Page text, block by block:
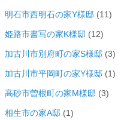
明石市西明石の家Y様邸 (11)
姫路市書写の家K様邸 (12)
加古川市別府町の家S様邸 (3)
加古川市平岡町の家Y様邸 (1)
高砂市曽根町の家M様邸 (3)
相生市の家A邸 (1)